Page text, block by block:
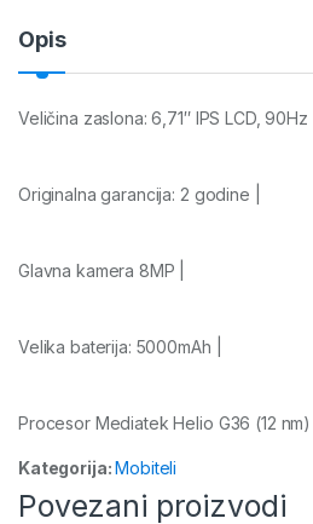
Opis
Veličina zaslona: 6,71″ IPS LCD, 90Hz |
Originalna garancija: 2 godine |
Glavna kamera 8MP |
Velika baterija: 5000mAh |
Procesor Mediatek Helio G36 (12 nm) |
Kategorija:Mobiteli
Povezani proizvodi